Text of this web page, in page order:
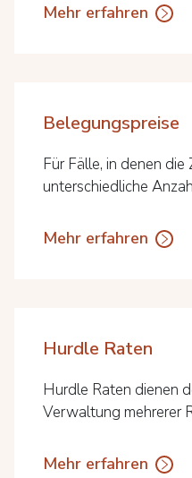
Mehr erfahren
Belegungspreise
Für Fälle, in denen die
unterschiedliche
Mehr erfahren
Hurdle Raten
Hurdle Raten dienen
Verwaltung mehrerer
Mehr erfahren